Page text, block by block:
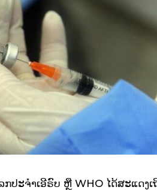
ປະຈໍາເອີຣົບ ຫຼື WHO ໄດ້ສະແດງເ